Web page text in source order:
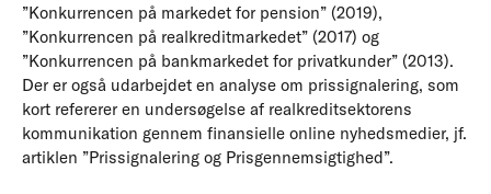
”Konkurrencen på markedet for pension” (2019),
”Konkurrencen på realkreditmarkedet” (2017) og
”Konkurrencen på bankmarkedet for privatkunder” (2013).
Der er også udarbejdet en analyse om prissignalering, som
kort refererer en undersøgelse af realkreditsektorens
kommunikation gennem finansielle online nyhedsmedier, jf.
artiklen ”Prissignalering og Prisgennemsigtighed”.